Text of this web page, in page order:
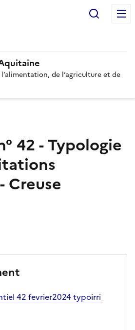
de l’agriculture et de
42 - Typologie
Creuse
42 fevrier2024 typoirri